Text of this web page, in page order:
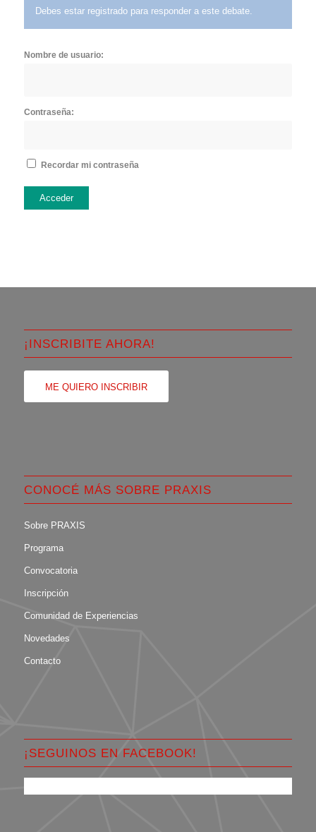
Debes estar registrado para responder a este debate.
Nombre de usuario:
Contraseña:
Recordar mi contraseña
Acceder
¡INSCRIBITE AHORA!
ME QUIERO INSCRIBIR
CONOCÉ MÁS SOBRE PRAXIS
Sobre PRAXIS
Programa
Convocatoria
Inscripción
Comunidad de Experiencias
Novedades
Contacto
¡SEGUINOS EN FACEBOOK!